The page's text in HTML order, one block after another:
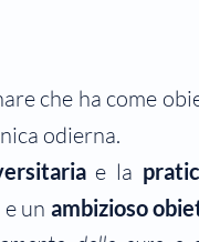
che ha come
odierna.
e la
un ambizioso